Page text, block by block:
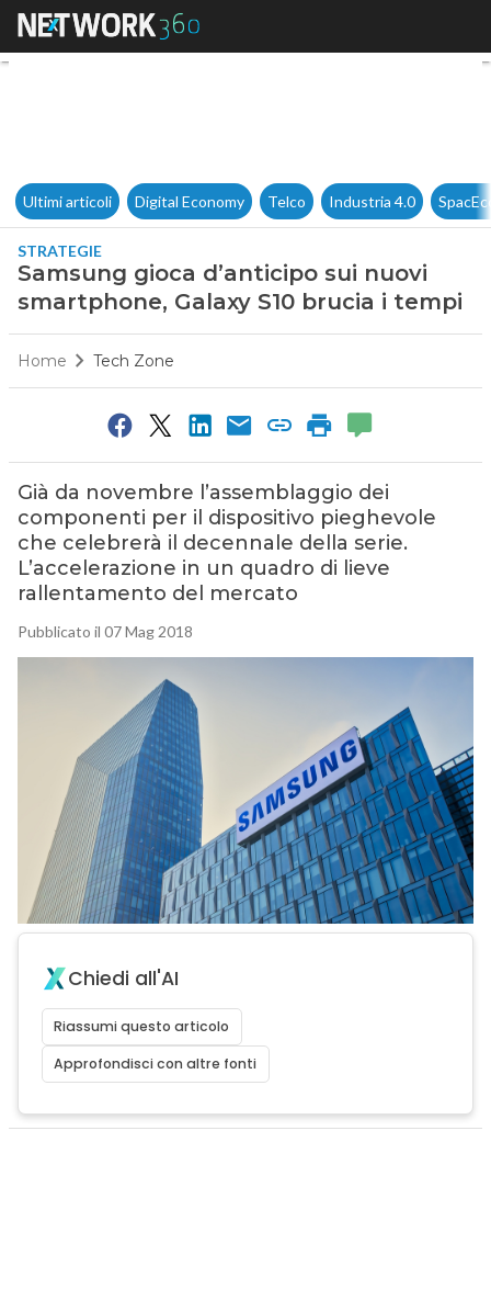
Samsung gioca d’anticipo
Ultimi articoli Digital Economy Telco Industria 4.0
STRATEGIE
Samsung gioca d’anticipo sui nuovi
smartphone, Galaxy S10 brucia i tempi
Home Tech Zone
Già da novembre l’assemblaggio dei
componenti per il dispositivo pieghevole
che celebrerà il decennale della serie.
L’accelerazione in un quadro di lieve
rallentamento del mercato
Pubblicato il 07 Mag 2018
Chiedi all'AI
Riassumi questo articolo
Approfondisci con altre fonti